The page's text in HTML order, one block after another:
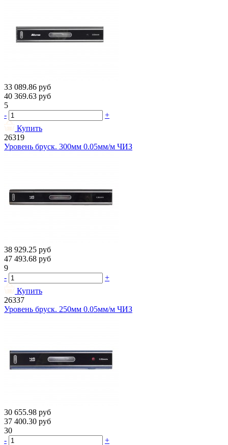
33 089.86 руб
40 369.63 руб
5
-
+
Купить
26319
Уровень бруск. 300мм 0.05мм/м ЧИЗ
38 929.25 руб
47 493.68 руб
9
-
+
Купить
26337
Уровень бруск. 250мм 0.05мм/м ЧИЗ
30 655.98 руб
37 400.30 руб
30
-
+